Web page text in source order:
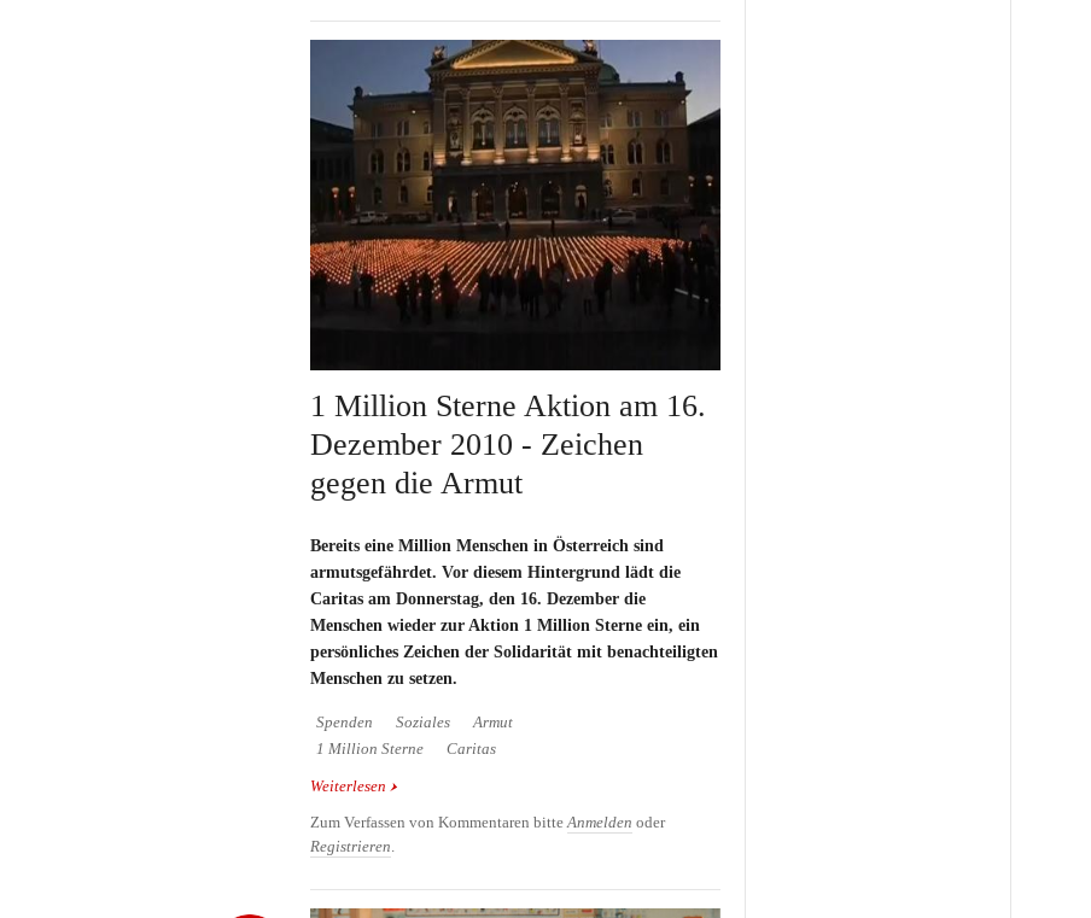
1 Million Sterne Aktion am 16.
Dezember 2010 - Zeichen
gegen die Armut
Bereits eine Million Menschen in Österreich sind
armutsgefährdet. Vor diesem Hintergrund lädt die
Caritas am Donnerstag, den 16. Dezember die
Menschen wieder zur Aktion 1 Million Sterne ein, ein
persönliches Zeichen der Solidarität mit benachteiligten
Menschen zu setzen.
Spenden Soziales
Armut
1 Million Sterne
Caritas
Weiterlesen über 1 Million Sterne Aktion am 16. Dezember
Zum Verfassen von Kommentaren bitte Anmelden oder
Registrieren